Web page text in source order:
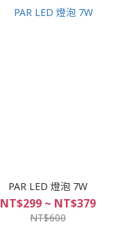
PAR LED 燈泡 7W
NT$299 ~ NT$379
NT$600